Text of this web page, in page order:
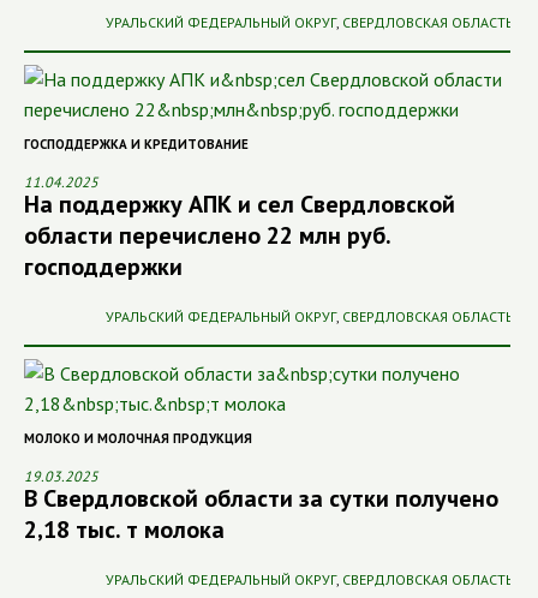
УРАЛЬСКИЙ ФЕДЕРАЛЬНЫЙ ОКРУГ, СВЕРДЛОВСКАЯ ОБЛАСТЬ
ГОСПОДДЕРЖКА И КРЕДИТОВАНИЕ
11.04.2025
На поддержку АПК и сел Свердловской
области перечислено 22 млн руб.
господдержки
УРАЛЬСКИЙ ФЕДЕРАЛЬНЫЙ ОКРУГ, СВЕРДЛОВСКАЯ ОБЛАСТЬ
МОЛОКО И МОЛОЧНАЯ ПРОДУКЦИЯ
19.03.2025
В Свердловской области за сутки получено
2,18 тыс. т молока
УРАЛЬСКИЙ ФЕДЕРАЛЬНЫЙ ОКРУГ, СВЕРДЛОВСКАЯ ОБЛАСТЬ